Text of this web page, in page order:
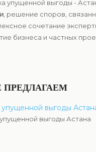
упущенной выгоды -
, решение споров,
сочетание
бизнеса и частных
ПРЕДЛАГАЕМ
выгоды
выгоды Астана